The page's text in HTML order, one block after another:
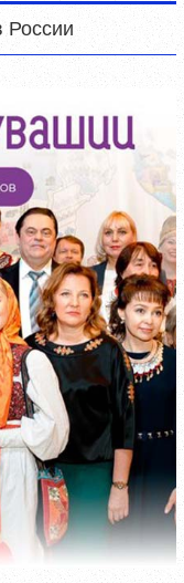
России